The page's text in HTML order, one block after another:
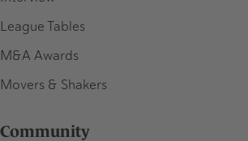
League Tables
M&A Awards
Movers & Shakers
Community